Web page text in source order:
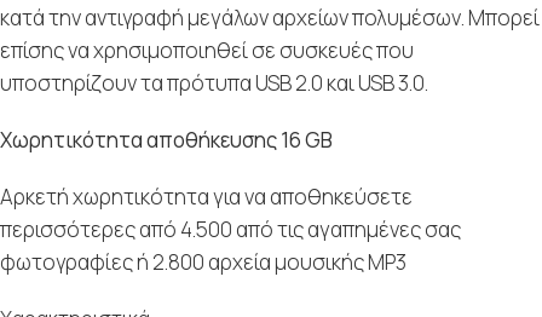
κατά την αντιγραφή μεγάλων αρχείων πολυμέσων. Μπορεί
επίσης να χρησιμοποιηθεί σε συσκευές που
υποστηρίζουν τα πρότυπα USB 2.0 και USB 3.0.
Χωρητικότητα αποθήκευσης 16 GB
Αρκετή χωρητικότητα για να αποθηκεύσετε
περισσότερες από 4.500 από τις αγαπημένες σας
φωτογραφίες ή 2.800 αρχεία μουσικής MP3